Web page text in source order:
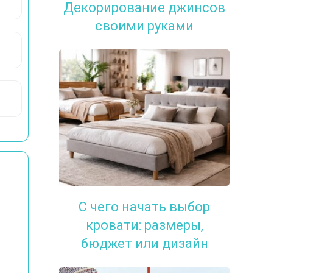
Декорирование джинсов
своими руками
С чего начать выбор
кровати: размеры,
бюджет или дизайн